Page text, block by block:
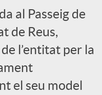
al Passeig de
de Reus,
l’entitat per la
el seu model